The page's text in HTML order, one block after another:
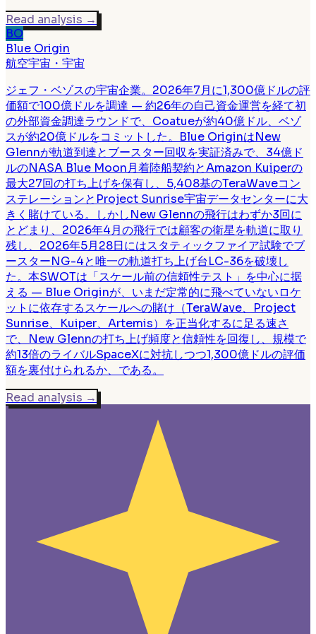
Read analysis →
BO
Blue Origin
航空宇宙・宇宙
ジェフ・ベゾスの宇宙企業。2026年7月に1,300億ドルの評
価額で100億ドルを調達 — 約26年の自己資金運営を経て初
の外部資金調達ラウンドで、Coatueが約40億ドル、ベゾ
スが約20億ドルをコミットした。Blue OriginはNew
Glennが軌道到達とブースター回収を実証済みで、34億ド
ルのNASA Blue Moon月着陸船契約とAmazon Kuiperの
最大27回の打ち上げを保有し、5,408基のTeraWaveコン
ステレーションとProject Sunrise宇宙データセンターに大
きく賭けている。しかしNew Glennの飛行はわずか3回に
とどまり、2026年4月の飛行では顧客の衛星を軌道に取り
残し、2026年5月28日にはスタティックファイア試験でブ
ースターNG-4と唯一の軌道打ち上げ台LC-36を破壊し
た。本SWOTは「スケール前の信頼性テスト」を中心に据
える — Blue Originが、いまだ定常的に飛べていないロケ
ットに依存するスケールへの賭け（TeraWave、Project
Sunrise、Kuiper、Artemis）を正当化するに足る速さ
で、New Glennの打ち上げ頻度と信頼性を回復し、規模で
約13倍のライバルSpaceXに対抗しつつ1,300億ドルの評価
額を裏付けられるか、である。
Read analysis →